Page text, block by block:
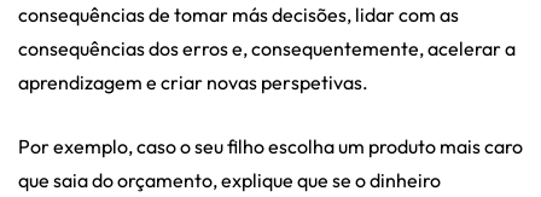
consequências de tomar más decisões, lidar com as
consequências dos erros e, consequentemente, acelerar a
aprendizagem e criar novas perspetivas.
Por exemplo, caso o seu filho escolha um produto mais caro
que saia do orçamento, explique que se o dinheiro